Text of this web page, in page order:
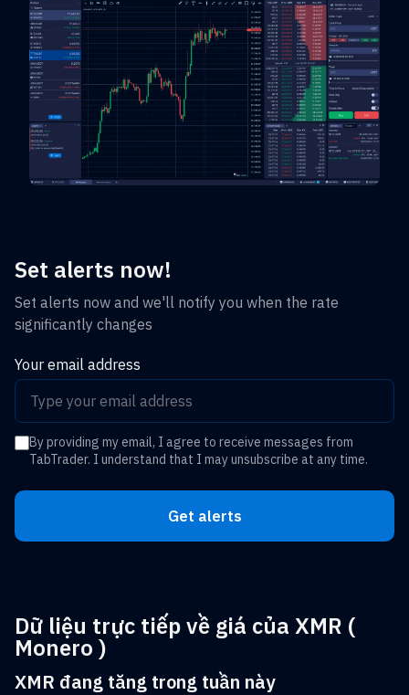
Set alerts now!
Set alerts now and we'll notify you when the rate
significantly changes
Your email address
By providing my email, I agree to receive messages from
TabTrader. I understand that I may unsubscribe at any time.
Get alerts
Dữ liệu trực tiếp về giá của XMR (
Monero )
XMR đang tăng trong tuần này